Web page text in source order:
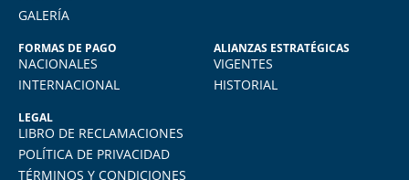
GALERÍA
FORMAS DE PAGO
NACIONALES
INTERNACIONAL
ALIANZAS ESTRATÉGICAS
VIGENTES
HISTORIAL
LEGAL
LIBRO DE RECLAMACIONES
POLÍTICA DE PRIVACIDAD
TÉRMINOS Y CONDICIONES